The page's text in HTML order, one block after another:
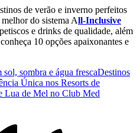
de verão e inverno perfeitos
do sistema All-Inclusive
e drinks de qualidade, além
10 opções apaixonantes e
sombra e água frescaDestinos
Única nos Resorts de
Lua de Mel no Club Med